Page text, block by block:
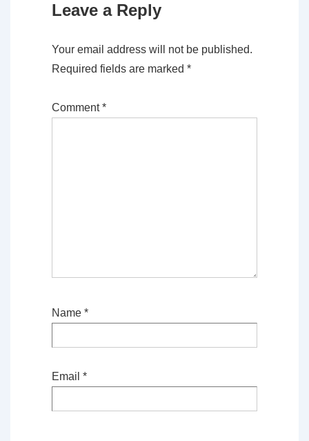
Leave a Reply
Your email address will not be published.
Required fields are marked *
Comment*
Name *
Email *